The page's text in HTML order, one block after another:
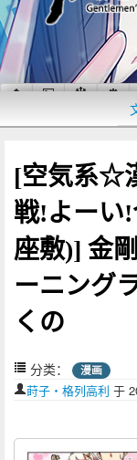
[空気系☆
戦!よーい
座敷)] 金
ーニング
くの
分类： 漫画
莳子‧格列高利 于